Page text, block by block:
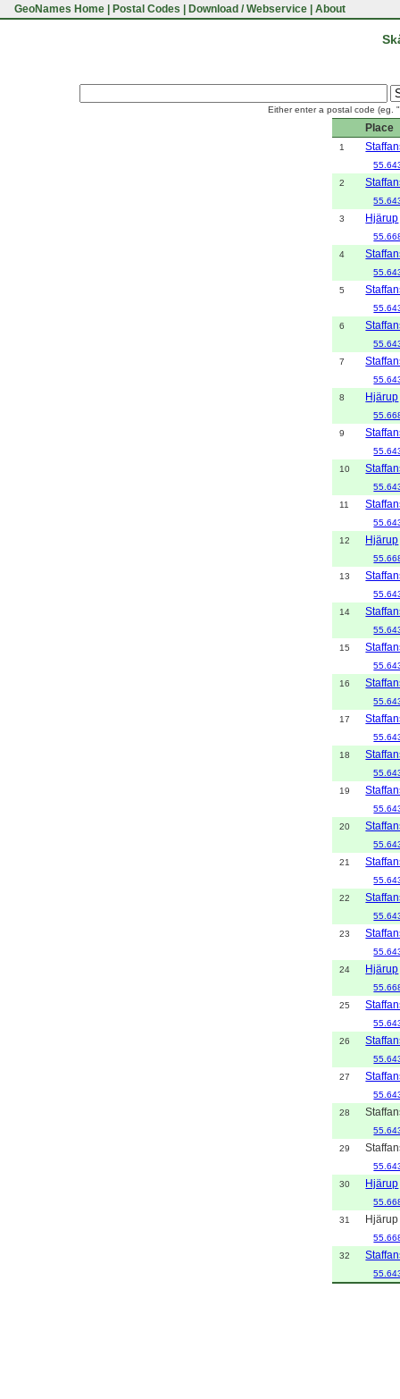
GeoNames Home Postal Codes Download / Webservice About
Either enter a postal code (eg.
Place
1
2
3
Hjärup
4
5
6
7
8
Hjärup
9
10
11
12
Hjärup
13
14
15
16
17
18
19
20
21
22
23
24
Hjärup
25
26
27
28
29
30
Hjärup
31
Hjärup
32